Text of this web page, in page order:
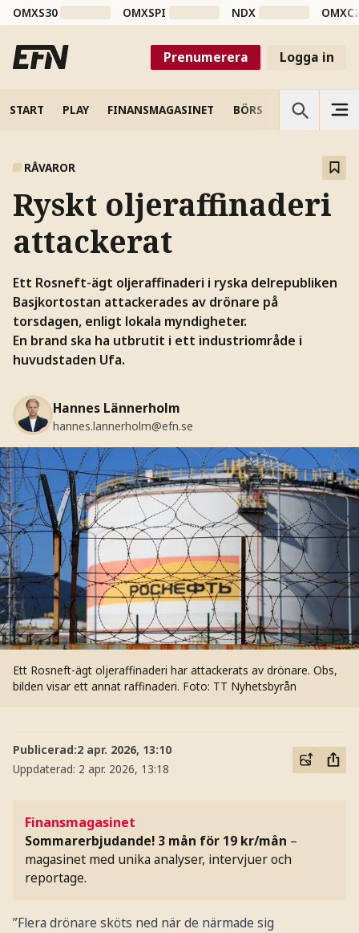
OMXS30 OMXSPI NDX
Prenumerera Logga in
START PLAY FINANSMAGASINET BÖRS VETENSKAP
RÅVAROR
Ryskt oljeraffinaderi
attackerat
Ett Rosneft-ägt oljeraffinaderi i ryska delrepubliken
Basjkortostan attackerades av drönare på
torsdagen, enligt lokala myndigheter.
En brand ska ha utbrutit i ett industriområde i
huvudstaden Ufa.
Hannes Lännerholm
hannes.lannerholm@efn.se
Ett Rosneft-ägt oljeraffinaderi har attackerats av drönare. Obs,
bilden visar ett annat raffinaderi. Foto: TT Nyhetsbyrån
Publicerad:2 apr. 2026, 13:10
Uppdaterad: 2 apr. 2026, 13:18
Finansmagasinet
Sommarerbjudande! 3 mån för 19 kr/mån –
magasinet med unika analyser, intervjuer och
reportage.
”Flera drönare sköts ned när de närmade sig